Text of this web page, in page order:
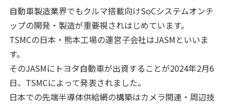
自動車製造業界でもクルマ搭載向けSoCシステムオンチ
ップの開発・製造が重要視されはじめています。
TSMCの日本・熊本工場の運営子会社はJASMといいま
す。
そのJASMにトヨタ自動車が出資することが2024年2月6
日、TSMCによって発表されました。
日本での先端半導体供給網の構築はカメラ関連・周辺技